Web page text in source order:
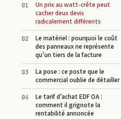
Un prix au watt-crête peut
cacher deux devis
radicalement différents
Le matériel : pourquoi le coût
des panneaux ne représente
qu’un tiers de la facture
La pose : ce poste que le
commercial oublie de détailler
Le tarif d’achat EDF OA :
comment il grignote la
rentabilité annoncée